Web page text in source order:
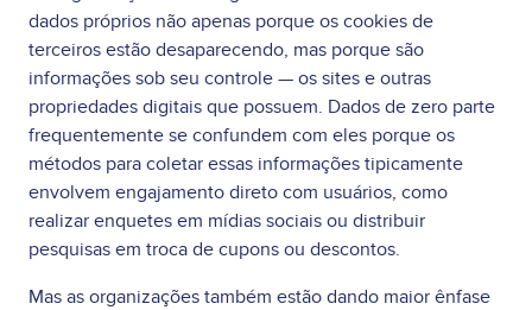
dados próprios não apenas porque os cookies de
terceiros estão desaparecendo, mas porque são
informações sob seu controle — os sites e outras
propriedades digitais que possuem. Dados de zero parte
frequentemente se confundem com eles porque os
métodos para coletar essas informações tipicamente
envolvem engajamento direto com usuários, como
realizar enquetes em mídias sociais ou distribuir
pesquisas em troca de cupons ou descontos.
Mas as organizações também estão dando maior ênfase